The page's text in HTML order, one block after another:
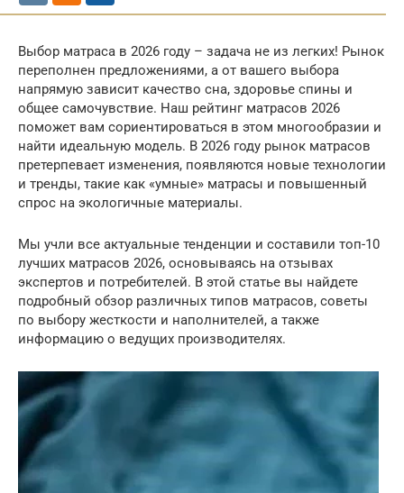
Выбор матраса в 2026 году – задача не из легких! Рынок
переполнен предложениями, а от вашего выбора
напрямую зависит качество сна, здоровье спины и
общее самочувствие. Наш рейтинг матрасов 2026
поможет вам сориентироваться в этом многообразии и
найти идеальную модель. В 2026 году рынок матрасов
претерпевает изменения, появляются новые технологии
и тренды, такие как «умные» матрасы и повышенный
спрос на экологичные материалы.
Мы учли все актуальные тенденции и составили топ-10
лучших матрасов 2026, основываясь на отзывах
экспертов и потребителей. В этой статье вы найдете
подробный обзор различных типов матрасов, советы
по выбору жесткости и наполнителей, а также
информацию о ведущих производителях.